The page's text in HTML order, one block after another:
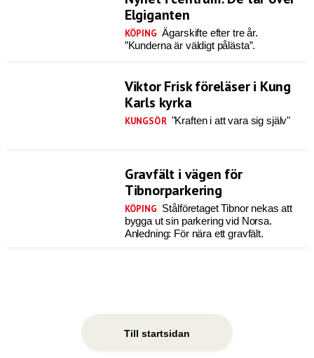
Elgiganten
KÖPING Ägarskifte efter tre år.
”Kunderna är väldigt pålästa”.
Viktor Frisk föreläser i Kung
Karls kyrka
KUNGSÖR "Kraften i att vara sig själv"
Gravfält i vägen för
Tibnorparkering
KÖPING Stålföretaget Tibnor nekas att
bygga ut sin parkering vid Norsa.
Anledning: För nära ett gravfält.
Till startsidan